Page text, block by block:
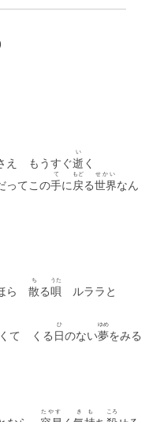
え もうすぐ逝
い
く
ってこの手
て
に戻
もど
る世界
せかい
なん
ら 散
ち
る唄
うた
ルララと
て くる 日
ひ
のない夢
ゆめ
をみる
たやす きも ころ